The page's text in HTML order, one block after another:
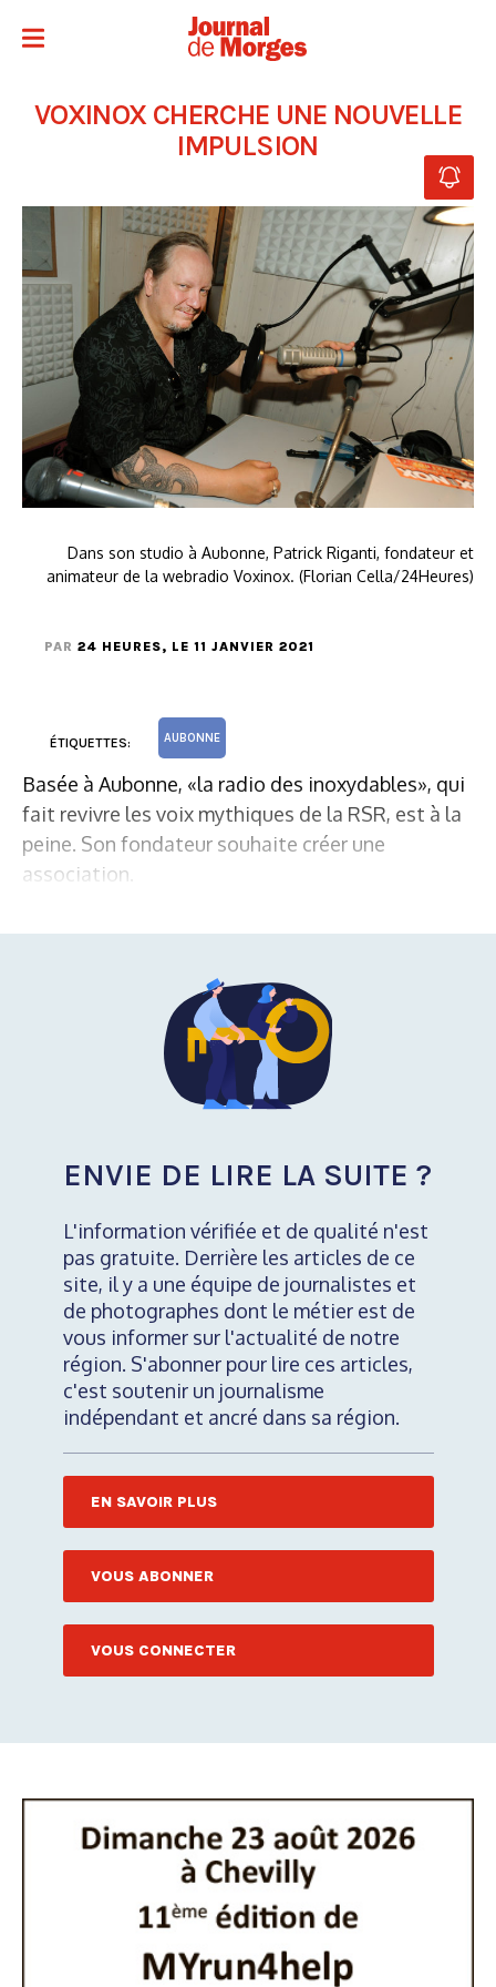
VOXINOX CHERCHE UNE NOUVELLE
IMPULSION
Dans son studio à Aubonne, Patrick Riganti, fondateur et
animateur de la webradio Voxinox. (Florian Cella/24Heures)
PAR 24 HEURES, LE 11 JANVIER 2021
ÉTIQUETTES: AUBONNE
Basée à Aubonne, «la radio des inoxydables», qui
fait revivre les voix mythiques de la RSR, est à la
peine. Son fondateur souhaite créer une
association.
ENVIE DE LIRE LA SUITE ?
L'information vérifiée et de qualité n'est
pas gratuite. Derrière les articles de ce
site, il y a une équipe de journalistes et
de photographes dont le métier est de
vous informer sur l'actualité de notre
région. S'abonner pour lire ces articles,
c'est soutenir un journalisme
indépendant et ancré dans sa région.
EN SAVOIR PLUS
VOUS ABONNER
VOUS CONNECTER